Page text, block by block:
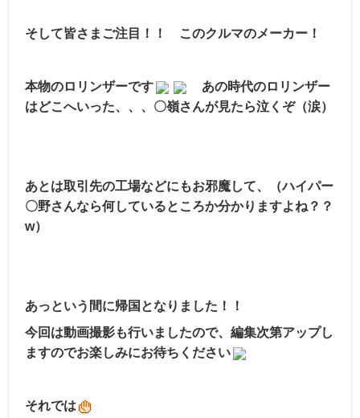
そして皆さまご注目！！ このクルマのメーカー！
本物のロリンザーです
あの時代のロリンザー
はどこへいった、、、〇嶺さんが見たら泣くぞ（涙）
あとは取引先の工場などにもお邪魔して、（ハイパー
〇野さんなら何しているところか分かりますよね？？
w）
あっという間に帰国となりました！！
今回は動画撮影も行いましたので、編集次第アップし
ますのでお楽しみにお待ちください
それでは